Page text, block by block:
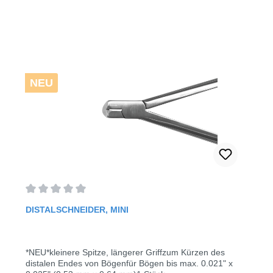
NEU
Durchschnittliche Bewertung von 0 von 5 Sternen
DISTALSCHNEIDER, MINI
*NEU*kleinere Spitze, längerer Griffzum Kürzen des
distalen Endes von Bögenfür Bögen bis max. 0.021" x